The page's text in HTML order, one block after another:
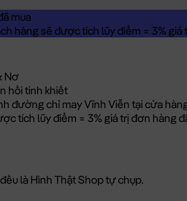
mua
hàng sẽ được tích lũy điểm = 3%
Nơ
hồi tinh khiết
đường chỉ may Vĩnh Viễn tại cửa
tích lũy điểm = 3% giá trị đơn hàng
là Hình Thật Shop tự chụp.